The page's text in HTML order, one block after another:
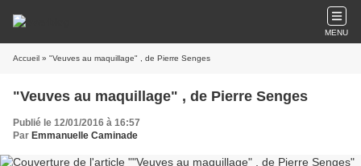
MENU
Accueil » "Veuves au maquillage" , de Pierre Senges
"Veuves au maquillage" , de Pierre Senges
Publié le 12/01/2016 à 16:57
Par Emmanuelle Caminade